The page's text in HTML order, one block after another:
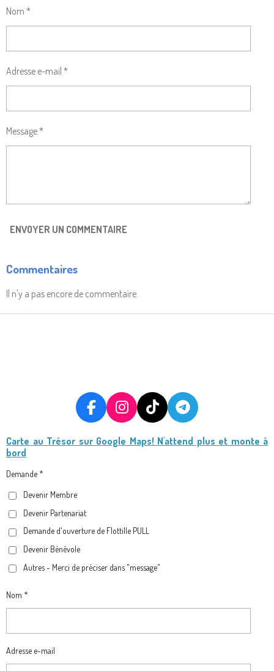
E
R
R
R
R
Nom *
Adresse e-mail *
Message *
ENVOYER UN COMMENTAIRE
Commentaires
Il n'y a pas encore de commentaire.
F
C
I
S
M
T
K
T
L
Carte au Trésor sur Google Maps! N'attend plus et monte à
bord
Demande *
Devenir Membre
Devenir Partenariat
Demande d'ouverture de Flottille PULL
Devenir Bénévole
Autres - Merci de préciser dans "message"
Nom *
Adresse e-mail